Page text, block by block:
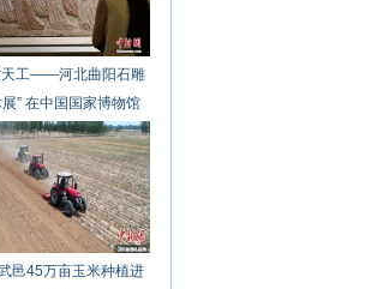
天工——河北曲阳石雕
” 在中国国家博物馆
开幕
邑45万亩玉米种植进